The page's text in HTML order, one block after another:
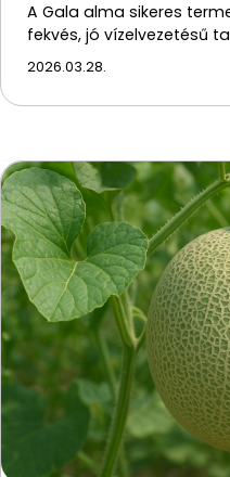
A Gala alma sikeres
fekvés, jó vízelvezetésű
2026.03.28.